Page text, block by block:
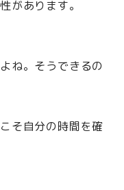
があります。
ね。そうできるの
そ自分の時間を確